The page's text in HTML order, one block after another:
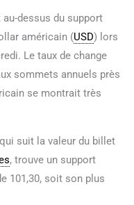
dessus du support
américain (USD) lors
Le taux de change
sommets annuels près
se montrait très
suit la valeur du billet
, trouve un support
101,30, soit son plus